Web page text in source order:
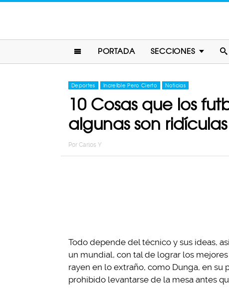
PORTADA SECCIONES
Deportes Increíble Pero Cierto Noticias
10 Cosas que los
algunas son ridículas
Por Carlos Y
Todo depende del técnico y sus ideas,
un mundial, con tal de lograr los
rayen en lo extraño, como Dunga, en
prohibido levantarse de la mesa antes